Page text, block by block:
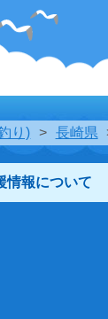
り) 長崎県
情報について